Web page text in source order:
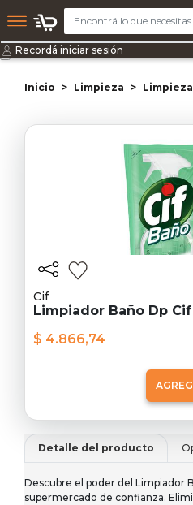
Recordá iniciar sesión
Inicio Limpieza
Cif
Limpiador Baño Dp Cif
$ 4.866,74
Detalle del producto
Descubre el poder del Limpiador
supermercado de confianza.